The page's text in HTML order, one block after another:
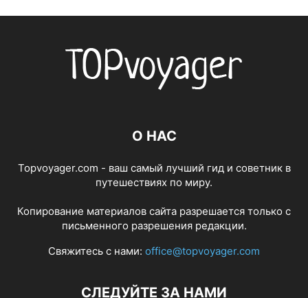
О НАС
Topvoyager.com - ваш самый лучший гид и советник в
путешествиях по миру.
Копирование материалов сайта разрешается только с
письменного разрешения редакции.
Свяжитесь с нами: office@topvoyager.com
СЛЕДУЙТЕ ЗА НАМИ